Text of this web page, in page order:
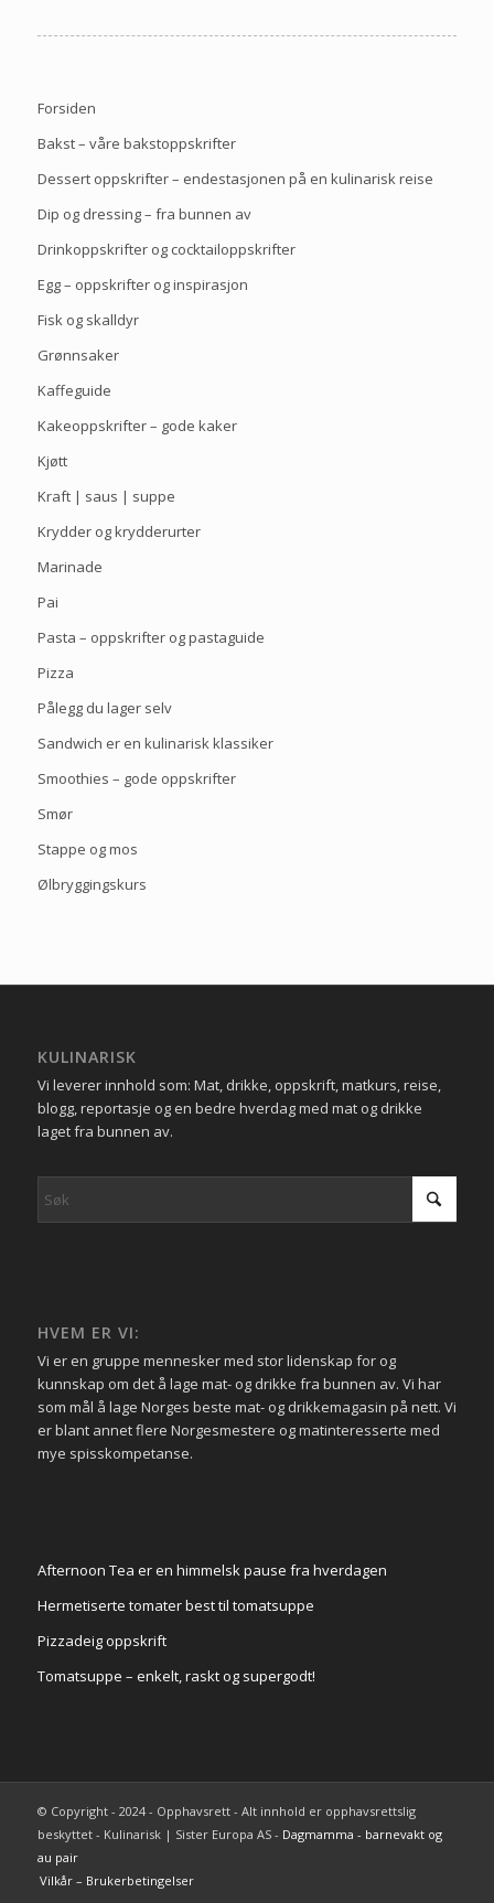
Forsiden
Bakst – våre bakstoppskrifter
Dessert oppskrifter – endestasjonen på en kulinarisk reise
Dip og dressing – fra bunnen av
Drinkoppskrifter og cocktailoppskrifter
Egg – oppskrifter og inspirasjon
Fisk og skalldyr
Grønnsaker
Kaffeguide
Kakeoppskrifter – gode kaker
Kjøtt
Kraft | saus | suppe
Krydder og krydderurter
Marinade
Pai
Pasta – oppskrifter og pastaguide
Pizza
Pålegg du lager selv
Sandwich er en kulinarisk klassiker
Smoothies – gode oppskrifter
Smør
Stappe og mos
Ølbryggingskurs
KULINARISK
Vi leverer innhold som: Mat, drikke, oppskrift, matkurs, reise,
blogg, reportasje og en bedre hverdag med mat og drikke
laget fra bunnen av.
HVEM ER VI:
Vi er en gruppe mennesker med stor lidenskap for og
kunnskap om det å lage mat- og drikke fra bunnen av. Vi har
som mål å lage Norges beste mat- og drikkemagasin på nett. Vi
er blant annet flere Norgesmestere og matinteresserte med
mye spisskompetanse.
Afternoon Tea er en himmelsk pause fra hverdagen
Hermetiserte tomater best til tomatsuppe
Pizzadeig oppskrift
Tomatsuppe – enkelt, raskt og supergodt!
© Copyright - 2024 - Opphavsrett - Alt innhold er opphavsrettslig
beskyttet - Kulinarisk | Sister Europa AS - Dagmamma - barnevakt og
au pair
Vilkår – Brukerbetingelser